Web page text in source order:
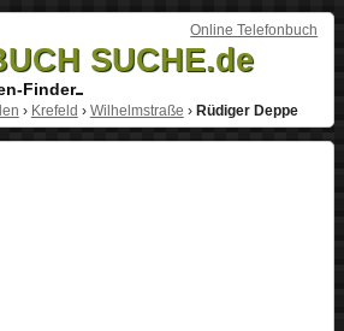
Online Telefonbuch
SUCHE.de
Finder
› Krefeld › Wilhelmstraße › Rüdiger Deppe